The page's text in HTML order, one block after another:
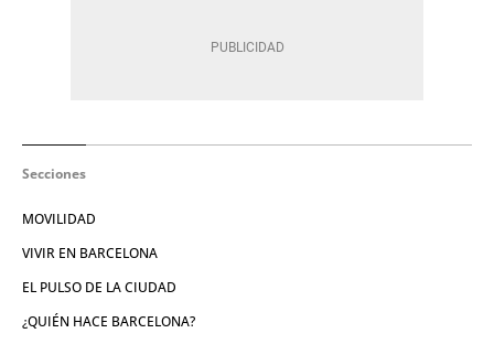
Secciones
MOVILIDAD
VIVIR EN BARCELONA
EL PULSO DE LA CIUDAD
¿QUIÉN HACE BARCELONA?